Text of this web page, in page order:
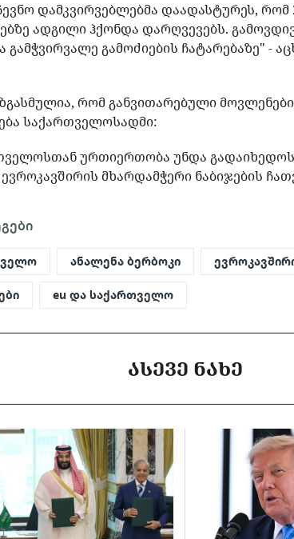
დამკვირვებლებმა დაადასტურეს,
ადგილი ჰქონდა დარღვევებს.
გამოძიების ჩატარებაზე" -
რომ განვითარებული
საქართველოსადმი:
ურთიერთობა უნდა
მხარდამჭერი ნაბიჯების
ანალენა ბერბოკი
eu და საქართველო
ᲐᲡᲔᲕᲔ ᲜᲐᲮᲔ